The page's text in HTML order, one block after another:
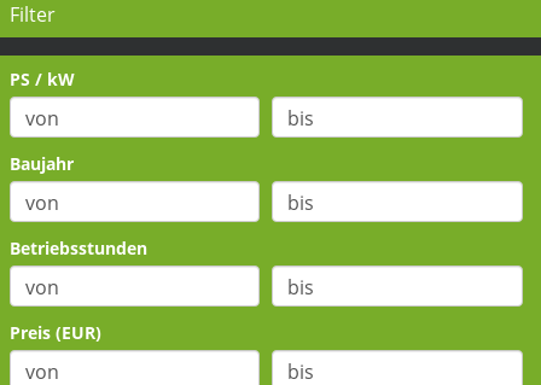
Filter
PS / kW
Baujahr
Betriebsstunden
Preis (EUR)